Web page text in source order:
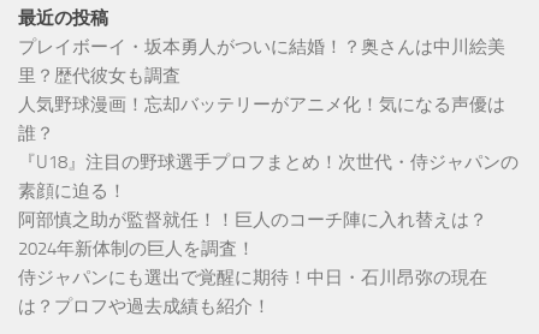
最近の投稿
プレイボーイ・坂本勇人がついに結婚！？奥さんは中川絵美
里？歴代彼女も調査
人気野球漫画！忘却バッテリーがアニメ化！気になる声優は
誰？
『U18』注目の野球選手プロフまとめ！次世代・侍ジャパンの
素顔に迫る！
阿部慎之助が監督就任！！巨人のコーチ陣に入れ替えは？
2024年新体制の巨人を調査！
侍ジャパンにも選出で覚醒に期待！中日・石川昂弥の現在
は？プロフや過去成績も紹介！